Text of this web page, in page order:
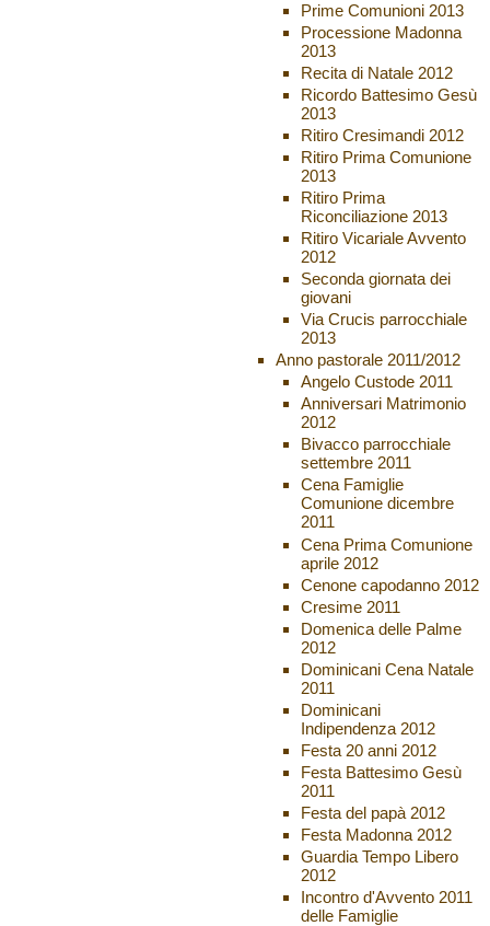
Prime Comunioni 2013
Processione Madonna
2013
Recita di Natale 2012
Ricordo Battesimo Gesù
2013
Ritiro Cresimandi 2012
Ritiro Prima Comunione
2013
Ritiro Prima
Riconciliazione 2013
Ritiro Vicariale Avvento
2012
Seconda giornata dei
giovani
Via Crucis parrocchiale
2013
Anno pastorale 2011/2012
Angelo Custode 2011
Anniversari Matrimonio
2012
Bivacco parrocchiale
settembre 2011
Cena Famiglie
Comunione dicembre
2011
Cena Prima Comunione
aprile 2012
Cenone capodanno 2012
Cresime 2011
Domenica delle Palme
2012
Dominicani Cena Natale
2011
Dominicani
Indipendenza 2012
Festa 20 anni 2012
Festa Battesimo Gesù
2011
Festa del papà 2012
Festa Madonna 2012
Guardia Tempo Libero
2012
Incontro d'Avvento 2011
delle Famiglie